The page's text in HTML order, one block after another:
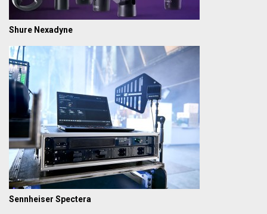
Shure Nexadyne
Sennheiser Spectera